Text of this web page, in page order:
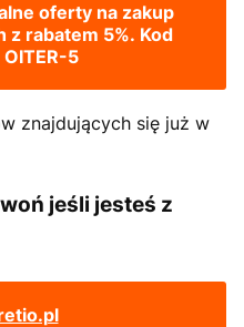
oferty na zakup
z rabatem 5%. Kod
5
znajdujących się już w
jeśli jesteś z